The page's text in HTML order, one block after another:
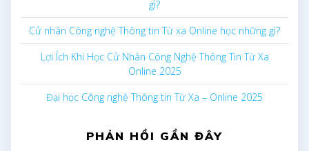
gì?
Cử nhân Công nghệ Thông tin Từ xa Online học những gì?
Lợi Ích Khi Học Cử Nhân Công Nghệ Thông Tin Từ Xa
Online 2025
Đại học Công nghệ Thông tin Từ Xa – Online 2025
PHẢN HỒI GẦN ĐÂY